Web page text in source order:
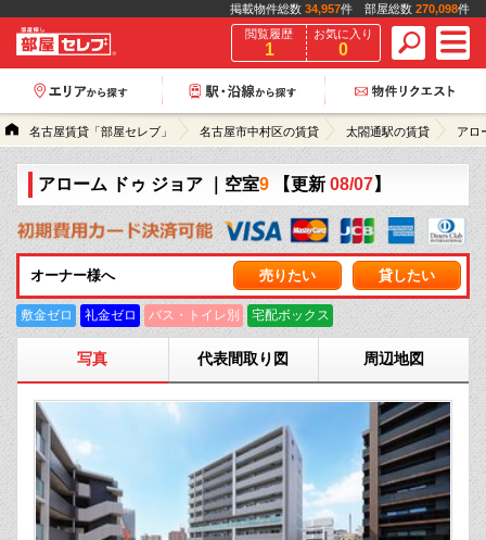
掲載物件総数 34,957件 部屋総数 270,098件
閲覧履歴
1
お気に入り
0
名古屋賃貸「部屋セレブ」 名古屋市中村区の賃貸 太閤通駅の賃貸 アロ
アローム ドゥ ジョア ｜空室9 【更新 08/07】
オーナー様へ 売りたい 貸したい
敷金ゼロ 礼金ゼロ バス・トイレ別 宅配ボックス
写真 代表間取り図 周辺地図